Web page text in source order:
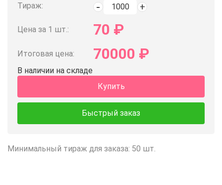
Тираж:
Цена за 1 шт.: 70 ₽
Итоговая цена: 70000 ₽
В наличии на складе
Купить
Быстрый заказ
Минимальный тираж для заказа: 50 шт.